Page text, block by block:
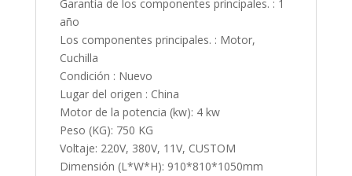
Garantía de los componentes principales. : 1
año
Los componentes principales. : Motor,
Cuchilla
Condición : Nuevo
Lugar del origen : China
Motor de la potencia (kw): 4 kw
Peso (KG): 750 KG
Voltaje: 220V, 380V, 11V, CUSTOM
Dimensión (L*W*H): 910*810*1050mm